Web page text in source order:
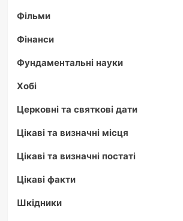
Фільми
Фінанси
Фундаментальні науки
Хобі
Церковні та святкові дати
Цікаві та визначні місця
Цікаві та визначні постаті
Цікаві факти
Шкідники